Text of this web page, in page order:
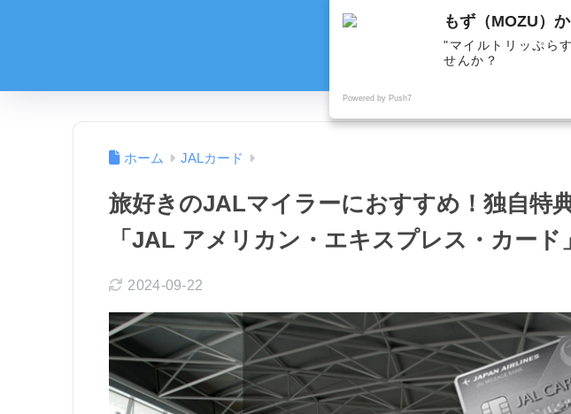
サイト管理者
ホーム JALカード
旅好きのJALマイラーにおすすめ！独自特
「JAL アメリカン・エキスプレス・カード」
2024-09-22
もず（MOZU）
"マイルトリッぷら
せんか？
Powered by Push7